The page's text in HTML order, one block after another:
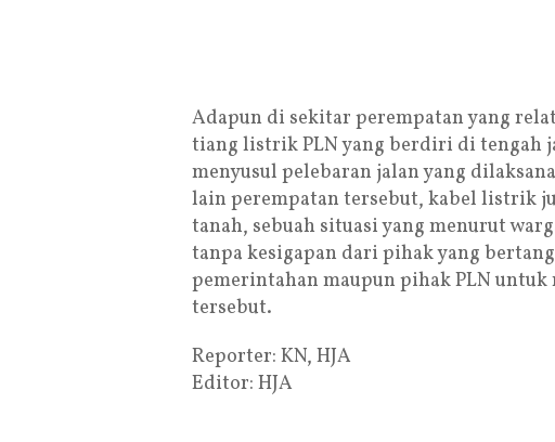
Adapun di sekitar perempatan yang
tiang listrik PLN yang berdiri di tengah
menyusul pelebaran jalan yang
lain perempatan tersebut, kabel listrik
tanah, sebuah situasi yang menurut
tanpa kesigapan dari pihak yang
pemerintahan maupun pihak PLN
tersebut.
Reporter: KN, HJA
Editor: HJA